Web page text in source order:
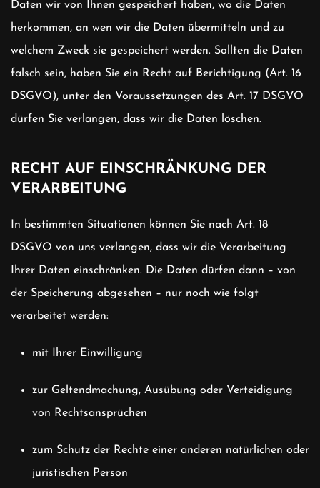
Daten wir von Ihnen gespeichert haben, wo die Daten
herkommen, an wen wir die Daten übermitteln und zu
welchem Zweck sie gespeichert werden. Sollten die Daten
falsch sein, haben Sie ein Recht auf Berichtigung (Art. 16
DSGVO), unter den Voraussetzungen des Art. 17 DSGVO
dürfen Sie verlangen, dass wir die Daten löschen.
RECHT AUF EINSCHRÄNKUNG DER
VERARBEITUNG
In bestimmten Situationen können Sie nach Art. 18
DSGVO von uns verlangen, dass wir die Verarbeitung
Ihrer Daten einschränken. Die Daten dürfen dann – von
der Speicherung abgesehen – nur noch wie folgt
verarbeitet werden:
mit Ihrer Einwilligung
zur Geltendmachung, Ausübung oder Verteidigung
von Rechtsansprüchen
zum Schutz der Rechte einer anderen natürlichen oder
juristischen Person